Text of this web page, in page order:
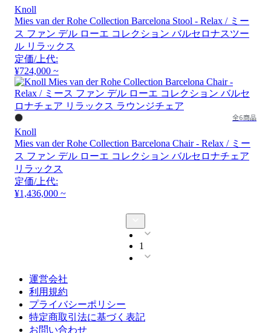
Knoll
Mies van der Rohe Collection Barcelona Stool - Relax / ミー
ス ファン デル ローエ コレクション バルセロナスツー
ル リラックス
定価/上代:
¥724,000 ~
全6商品
Knoll
Mies van der Rohe Collection Barcelona Chair - Relax / ミー
ス ファン デル ローエ コレクション バルセロナチェア
リラックス
定価/上代:
¥1,436,000 ~
1
運営会社
利用規約
プライバシーポリシー
特定商取引法に基づく表記
お問い合わせ